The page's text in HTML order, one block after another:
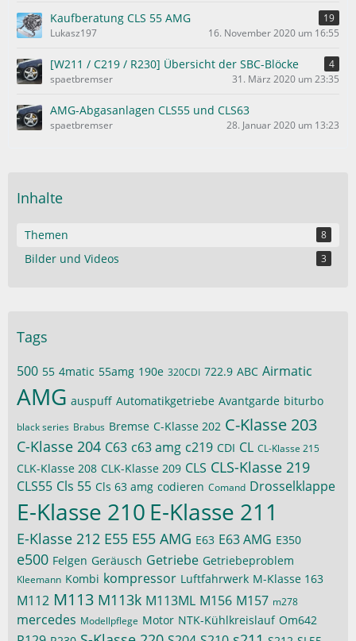
Kaufberatung CLS 55 AMG
19
Lukasz197
16. November 2020 um 16:55
[W211 / C219 / R230] Übersicht der SBC-Blöcke
4
spaetbremser
31. März 2020 um 23:35
AMG-Abgasanlagen CLS55 und CLS63
spaetbremser 28. Januar 2020 um 13:23
Inhalte
Themen 8
Bilder und Videos 3
Tags
500 55 4matic 55amg 190e 320CDI 722.9 ABC Airmatic
AMG auspuff Automatikgetriebe Avantgarde biturbo
black series Brabus Bremse C-Klasse 202 C-Klasse 203
C-Klasse 204 C63 c63 amg c219 CDI CL CL-Klasse 215
CLK-Klasse 208 CLK-Klasse 209 CLS CLS-Klasse 219
CLS55 Cls 55 Cls 63 amg codieren Comand Drosselklappe
E-Klasse 210 E-Klasse 211
E-Klasse 212 E55 E55 AMG E63 E63 AMG E350
e500 Felgen Geräusch Getriebe Getriebeproblem
Kleemann Kombi kompressor Luftfahrwerk M-Klasse 163
M112 M113 M113k M113ML M156 M157 m278
mercedes Modellpflege Motor NTK-Kühlkreislauf Om642